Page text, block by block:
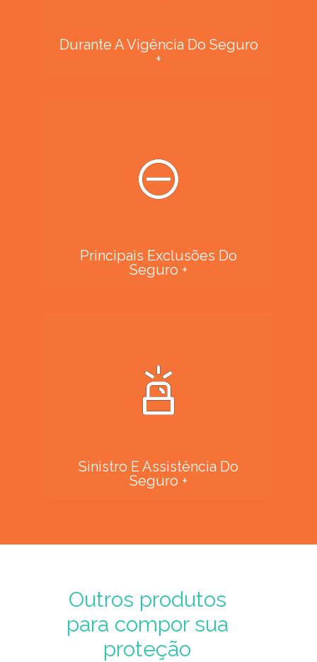
Durante A Vigência Do Seguro
+
Principais Exclusões Do
Seguro +
Sinistro E Assistência Do
Seguro +
Outros produtos
para compor sua
proteção